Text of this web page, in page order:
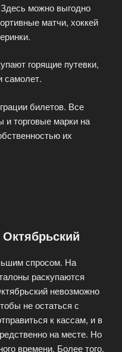
можно выгодно
матчи, хоккей
горящие путевки,
самолет.
билетов. Все
торговые марки на
их
спросом. На
раскупаются
невозможно
не остаться с
к кассам, и в
на месте. Но
времени. Более того,